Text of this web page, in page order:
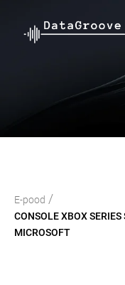
E-pood /
CONSOLE XBOX
MICROSOFT